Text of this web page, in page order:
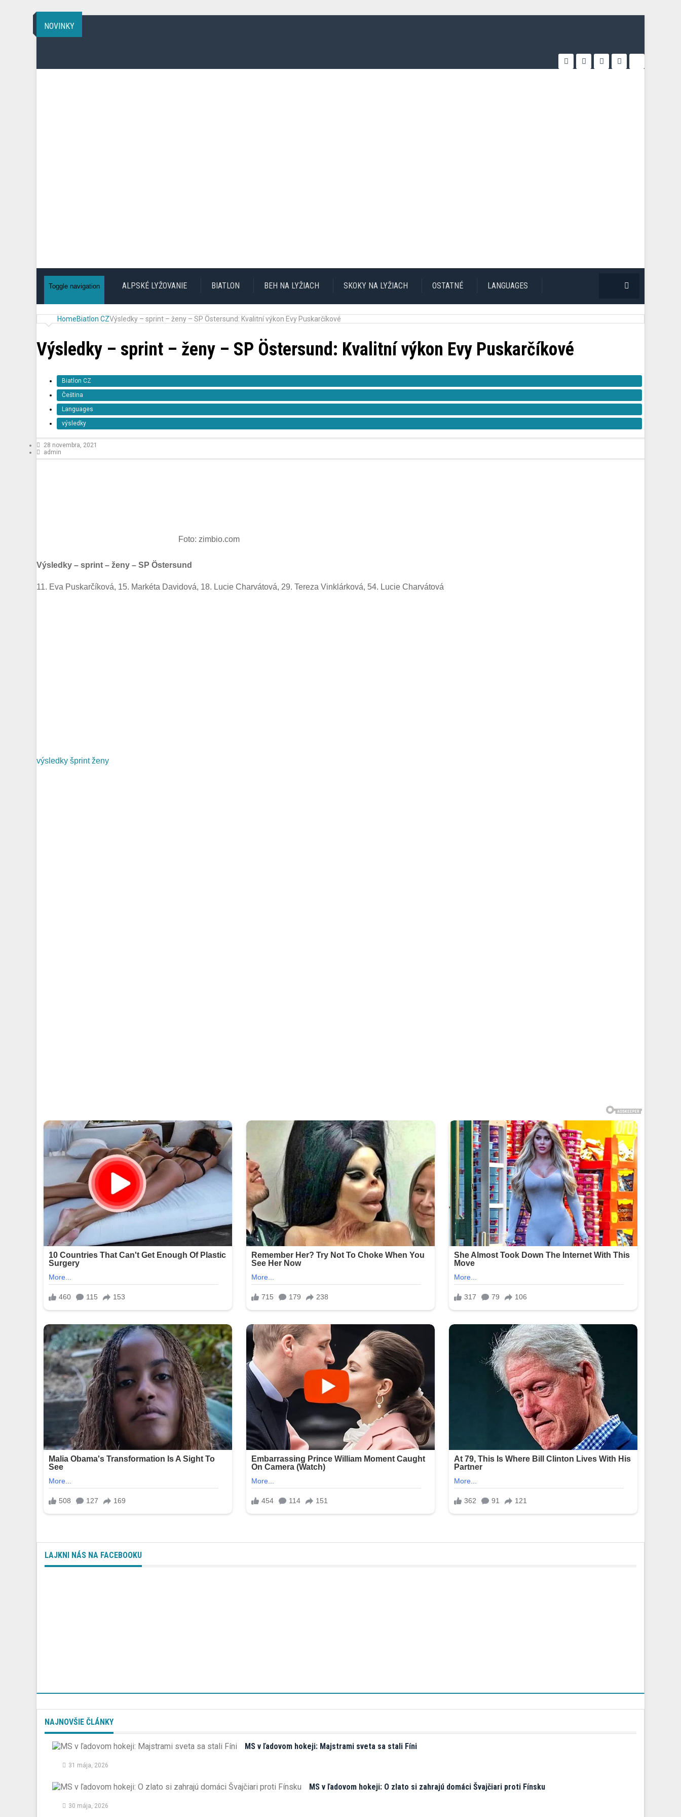
NOVINKY
Toggle navigation ALPSKÉ LYŽOVANIE BIATLON BEH NA LYŽIACH SKOKY NA LYŽIACH OSTATNÉ LANGUAGES
HomeBiatlon CZVýsledky – sprint – ženy – SP Östersund: Kvalitní výkon Evy Puskarčíkové
Výsledky – sprint – ženy – SP Östersund: Kvalitní výkon Evy Puskarčíkové
Biatlon CZ
Čeština
Languages
výsledky
28 novembra, 2021
admin
Foto: zimbio.com
Výsledky – sprint – ženy – SP Östersund
11. Eva Puskarčíková, 15. Markéta Davidová, 18. Lucie Charvátová, 29. Tereza Vinklárková, 54. Lucie Charvátová
výsledky šprint ženy
LAJKNI NÁS NA FACEBOOKU
NAJNOVŠIE ČLÁNKY
MS v ľadovom hokeji: Majstrami sveta sa stali Fíni
31 mája, 2026
MS v ľadovom hokeji: O zlato si zahrajú domáci Švajčiari proti Fínsku
30 mája, 2026